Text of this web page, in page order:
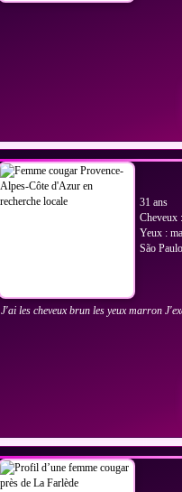
VOIR LES PHOTOS
31 ans
Cheveux
Yeux :
São Paulo
J'ai les cheveux brun les yeux marron